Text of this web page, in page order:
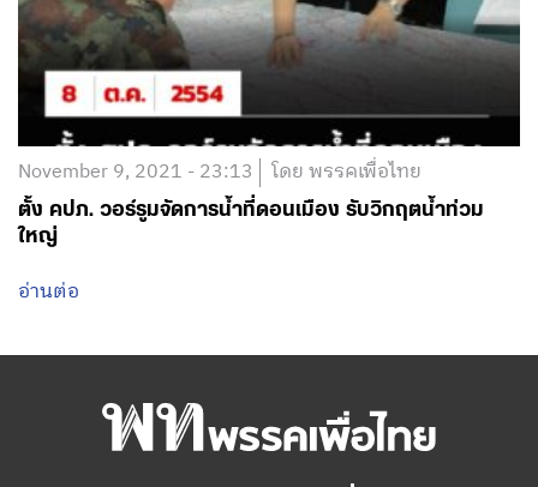
November 9, 2021 - 23:13 โดย พรรคเพื่อไทย
ตั้ง คปภ. วอร์รูมจัดการน้ำที่ดอนเมือง รับวิกฤตน้ำท่วม
ใหญ่
อ่านต่อ